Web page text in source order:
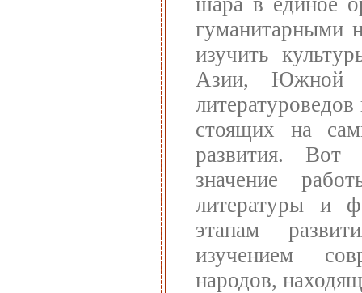
гуманитарными
изучить
Азии, Южной
стоящих на
развития. Вот
значение
литературы и
этапам
изучением
народов,